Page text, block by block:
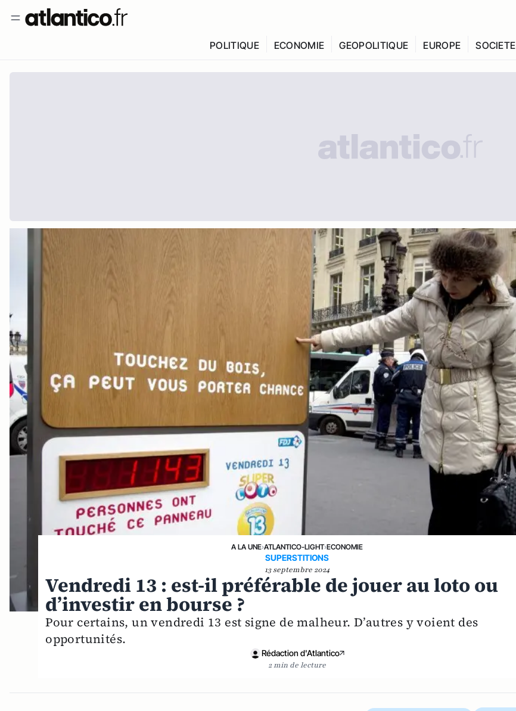
POLITIQUE ECONOMIE GEOPOLITIQUE EUROPE SOCIETE
A LA UNE›ATLANTICO-LIGHT›ECONOMIE
SUPERSTITIONS
13 septembre 2024
Vendredi 13 : est-il préférable de jouer au loto ou
d’investir en bourse ?
Pour certains, un vendredi 13 est signe de malheur. D’autres y voient des
opportunités.
Rédaction d'Atlantico
2 min de lecture